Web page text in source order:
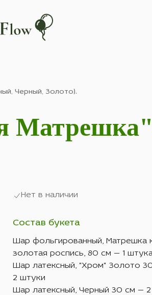
Черный, Золото).
Нет в наличии
Состав букета
Шар фольгированный, Матрешка
золотая роспись, 80 см — 1
Шар латексный, "Хром" Золото
2 штуки
Шар латексный, Черный 30 см —